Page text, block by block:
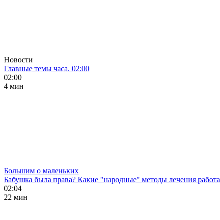
Новости
Главные темы часа. 02:00
02:00
4 мин
Большим о маленьких
Бабушка была права? Какие "народные" методы лечения
02:04
22 мин